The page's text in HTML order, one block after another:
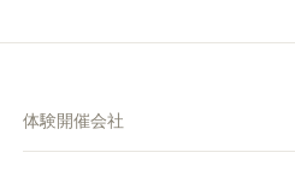
体験開催会社